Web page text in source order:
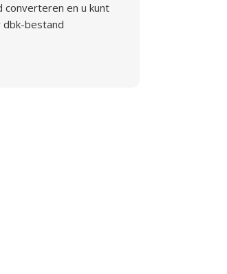
converteren en u kunt
dbk-bestand